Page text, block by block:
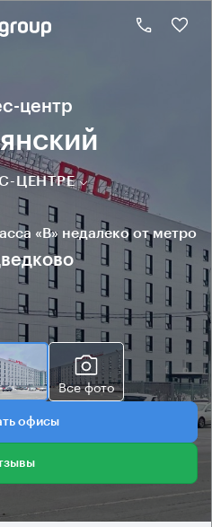
центр
ЦЕНТРЕ
«B» недалеко от метро
Все фото
офисы